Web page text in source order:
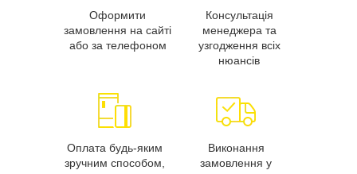
Оформити
замовлення на сайті
або за телефоном
Консультація
менеджера та
узгодження всіх
нюансів
Оплата будь-яким
зручним способом,
Виконання
замовлення у